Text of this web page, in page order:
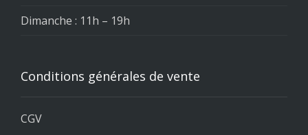
Dimanche : 11h – 19h
Conditions générales de vente
CGV